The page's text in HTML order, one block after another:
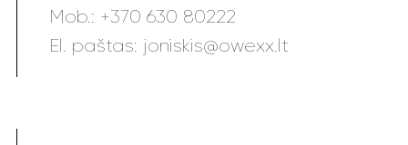
Mob.: +370 630 80222
El. paštas: joniskis@owexx.lt